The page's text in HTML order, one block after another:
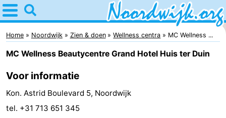
Home
Noordwijk
Tips
Voor
Home Noordwijk Zien & doen Wellness centra MC Wellness ...
MC Wellness Beautycentre Grand Hotel Huis ter Duin
Voor informatie
Kon. Astrid Boulevard 5, Noordwijk
tel. +31 713 651 345